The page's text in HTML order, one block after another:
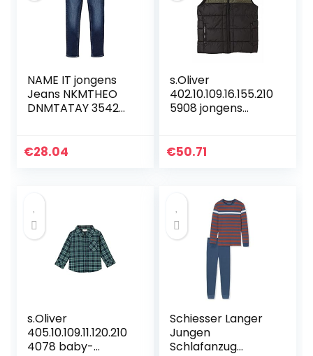
NAME IT jongens
Jeans NKMTHEO
DNMTATAY 3542
€28.04
s.Oliver
402.10.109.16.155.210
5908 jongens
€50.71
s.Oliver
405.10.109.11.120.210
4078 baby-
Schiesser Langer
Jungen
Schlafanzug